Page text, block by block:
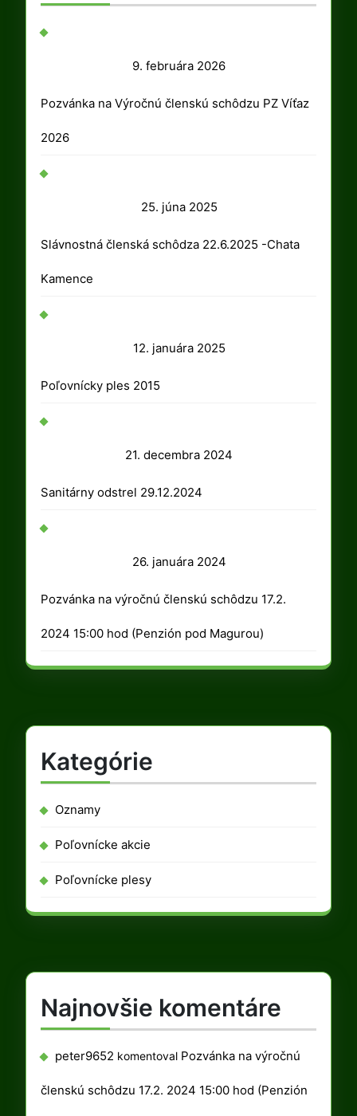
9. februára 20269.
februára
Pozvánka na Výročnú členskú schôdzu PZ Víťaz
2026
25. júna 202525.
júna
Slávnostná členská schôdza 22.6.2025 -Chata
Kamence
12. januára 202512.
Poľovnícky ples 2015
21. decembra 2024
Sanitárny odstrel 29.12.2024
26. januára 202426.
januára
2024
Pozvánka na výročnú členskú schôdzu 17.2.
2024 15:00 hod (Penzión pod Magurou)
Kategórie
Oznamy
Poľovnícke akcie
Poľovnícke plesy
Najnovšie komentáre
peter9652 komentoval Pozvánka na výročnú
členskú schôdzu 17.2. 2024 15:00 hod (Penzión